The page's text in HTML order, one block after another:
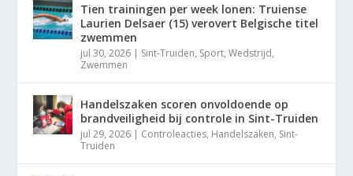
Tien trainingen per week lonen: Truiense
Laurien Delsaer (15) verovert Belgische titel
zwemmen
jul 30, 2026 | Sint-Truiden, Sport,Wedstrijd,
Zwemmen
Handelszaken scoren onvoldoende op
brandveiligheid bij controle in Sint-Truiden
jul 29, 2026 | Controleacties, Handelszaken, Sint-
Truiden